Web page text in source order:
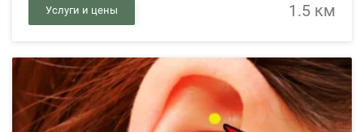
Услуги и цены 1.5 км